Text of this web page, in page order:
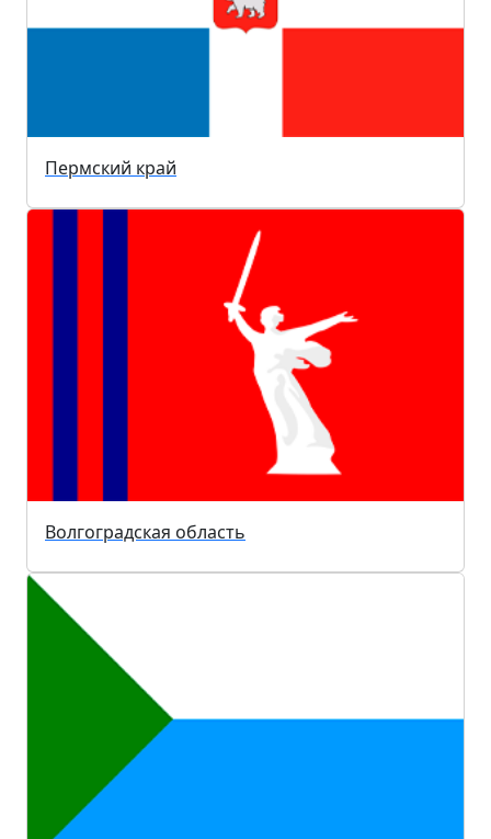
Пермский край
Волгоградская область